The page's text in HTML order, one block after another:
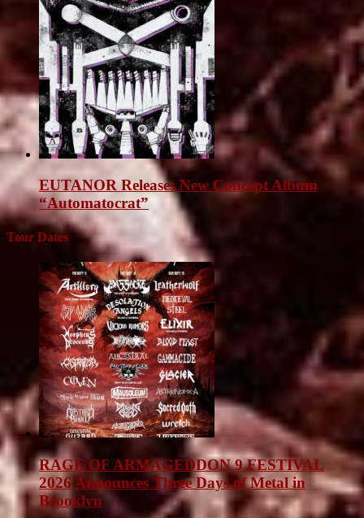
EUTANOR Releases New Concept Album
“Automatocrat”
Tour Dates
RAGE OF ARMAGEDDON 9 FESTIVAL
2026 Announces Three Days of Metal in
Brooklyn